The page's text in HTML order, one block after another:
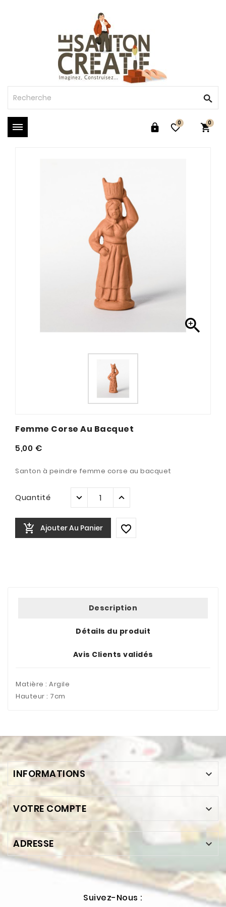
 
0 
0

Femme Corse Au Bacquet
5,00 €
Santon à peindre femme corse au bacquet
Quantité
 Ajouter Au Panier 
Description
Détails du produit
Avis Clients validés
Matière : Argile
Hauteur : 7cm
INFORMATIONS 
VOTRE COMPTE 
ADRESSE 
Suivez-Nous :